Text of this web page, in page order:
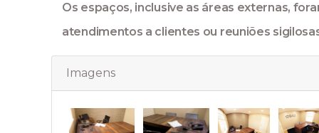
Os espaços, inclusive as áreas externas,
atendimentos a clientes ou reuniões
Imagens